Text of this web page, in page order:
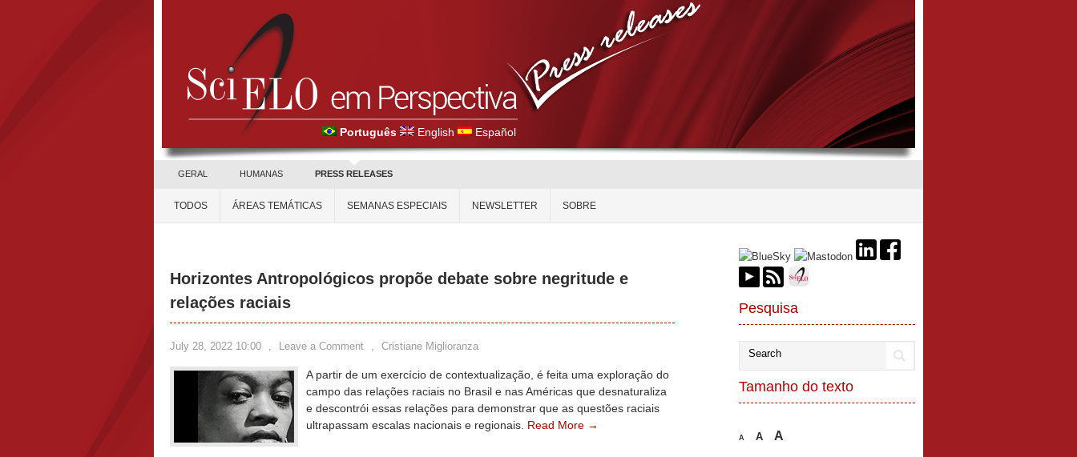
Português English Español
GERAL HUMANAS PRESS RELEASES
TODOS ÁREAS TEMÁTICAS SEMANAS ESPECIAIS NEWSLETTER SOBRE
Horizontes Antropológicos propõe debate sobre negritude e
relações raciais
July 28, 2022 10:00 , Leave a Comment , Cristiane Miglioranza
A partir de um exercício de contextualização, é feita uma exploração do
campo das relações raciais no Brasil e nas Américas que desnaturaliza
e descontrói essas relações para demonstrar que as questões raciais
ultrapassam escalas nacionais e regionais. Read More →
Pesquisa
Tamanho do texto
A A A